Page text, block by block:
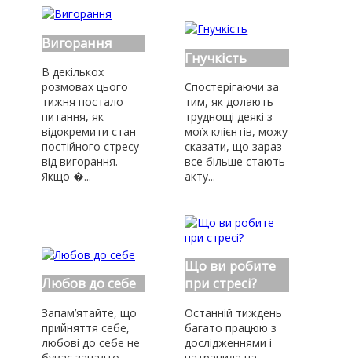
Вигорання
В декількох
розмовах цього
тижня постало
питання, як
відокремити стан
постійного стресу
від вигорання.
Якщо �...
Гнучкість
Спостерігаючи за
тим, як долають
труднощі деякі з
моїх клієнтів, можу
сказати, що зараз
все більше стають
акту...
Любов до себе
Запам’ятайте, що
прийняття себе,
любові до себе не
Що ви робите
при стресі?
Останній тиждень
багато працюю з
дослідженнями і